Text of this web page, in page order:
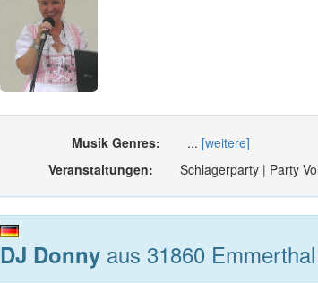
Musik Genres: ... [weitere]
Veranstaltungen:
Schlagerparty | Party
DJ Donny aus 31860